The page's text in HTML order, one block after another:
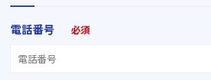
電話番号 必須